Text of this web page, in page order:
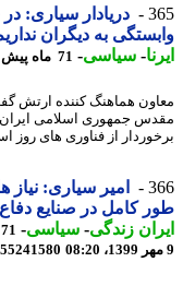
دریادار سیاری: در
به دیگران نداریم
-سیاسی-71 ماه پیش - چهارشنبه 9 مهر 1399، 08:55
هماهنگ کننده ارتش گفت:
جمهوری اسلامی ایران،
از فناوری های روز
امیر سیاری: نیاز
کامل در صنایع دفاع
زندگی-سیاسی-
71
55241580